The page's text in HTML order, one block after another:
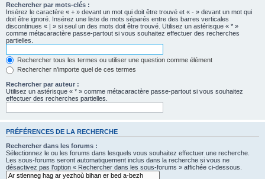
Rechercher par mots-clés :
Insérez le caractère « + » devant un mot qui doit être trouvé et « - » devant un mot qui
doit être ignoré. Insérez une liste de mots séparés entre des barres verticales
discontinues « | » si seul un des mots doit être trouvé. Utilisez un astérisque « * »
comme métacaractère passe-partout si vous souhaitez effectuer des recherches
partielles.
Rechercher tous les termes ou utiliser une question comme élément
Rechercher n’importe quel de ces termes
Rechercher par auteur :
Utilisez un astérisque « * » comme métacaractère passe-partout si vous souhaitez
effectuer des recherches partielles.
PRÉFÉRENCES DE LA RECHERCHE
Rechercher dans les forums :
Sélectionnez le ou les forums dans lesquels vous souhaitez effectuer une recherche.
Les sous-forums seront automatiquement inclus dans la recherche si vous ne
désactivez pas l’option « Rechercher dans les sous-forums » affichée ci-dessous.